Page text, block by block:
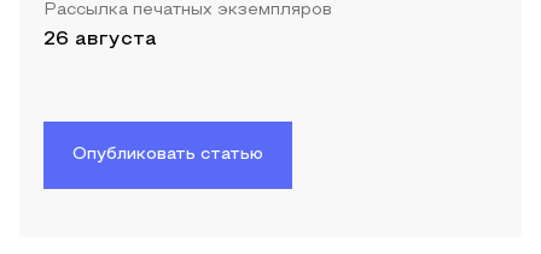
Рассылка печатных экземпляров
26 августа
Опубликовать статью